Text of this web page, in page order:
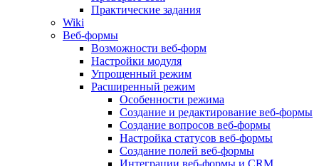
Практические задания
Wiki
Веб-формы
Возможности веб-форм
Настройки модуля
Упрощенный режим
Расширенный режим
Особенности режима
Создание и редактирование веб-формы
Создание вопросов веб-формы
Настройка статусов веб-формы
Создание полей веб-формы
Интеграции веб-формы и CRM